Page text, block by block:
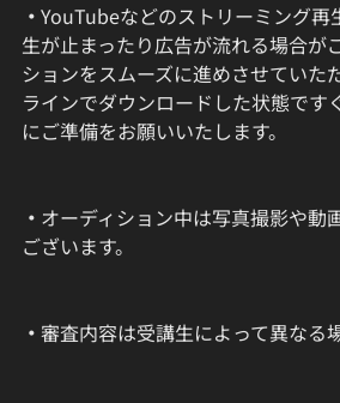
・ YouTubeなどのストリーミング再
生が止まったり広告が流れる場合が
ションをスムーズに進めさせていた
ラインでダウンロードした状態です
にご準備をお願いいたします。
・ オーディション中は写真撮影や動
ございます。
・ 審査内容は受講生によって異なる